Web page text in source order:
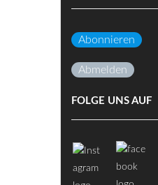
Abonnieren
Abmelden
FOLGE UNS AUF